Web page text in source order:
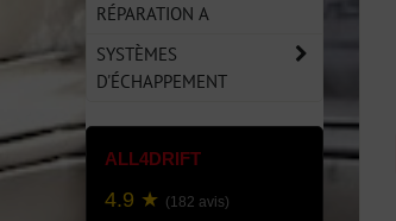
RÉPARATION A
SYSTÈMES
D'ÉCHAPPEMENT
ALL4DRIFT
4.9 ★ (182 avis)